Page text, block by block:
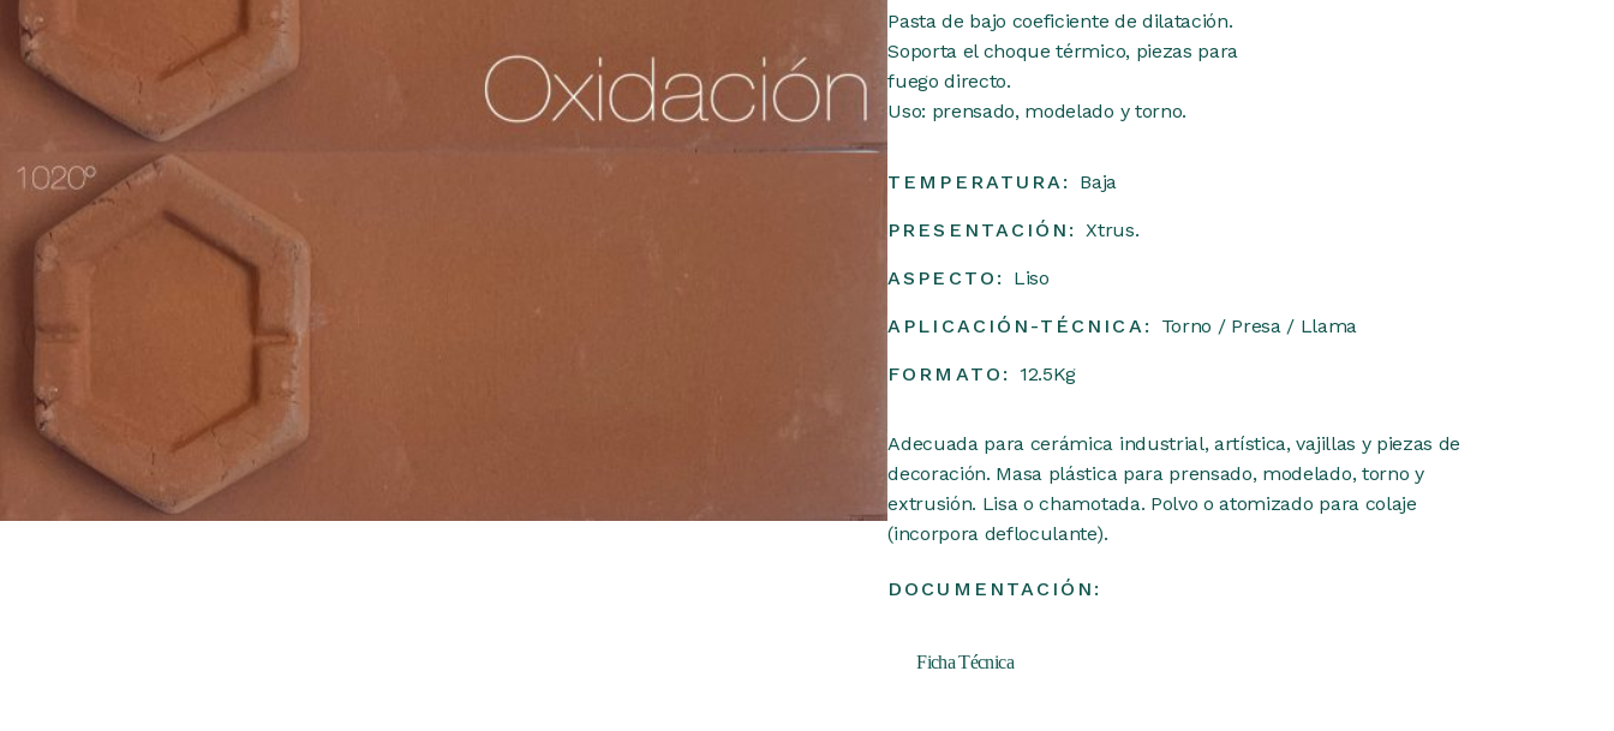
Pasta de bajo coeficiente de dilatación.
Soporta el choque térmico, piezas para
fuego directo.
Uso: prensado, modelado y torno.
TEMPERATURA: Baja
PRESENTACIÓN: Xtrus.
ASPECTO: Liso
APLICACIÓN-TÉCNICA: Torno / Presa / Llama
FORMATO: 12.5Kg
Adecuada para cerámica industrial, artística, vajillas y piezas de
decoración. Masa plástica para prensado, modelado, torno y
extrusión. Lisa o chamotada. Polvo o atomizado para colaje
(incorpora defloculante).
DOCUMENTACIÓN:
Ficha Técnica